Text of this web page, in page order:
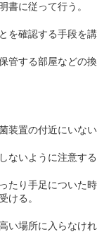
書に従って行う。
を確認する手段を講
管する部屋などの
装置の付近にいない
ないように注意する
たり手足についた
ける。
い場所に入らなけ